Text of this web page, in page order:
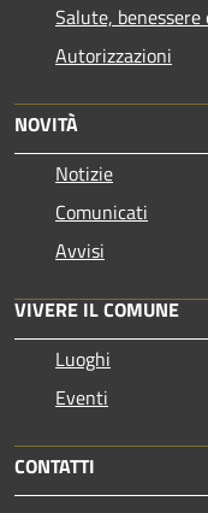
Salute, benessere
Autorizzazioni
NOVITÀ
Notizie
Comunicati
Avvisi
VIVERE IL COMUNE
Luoghi
Eventi
CONTATTI